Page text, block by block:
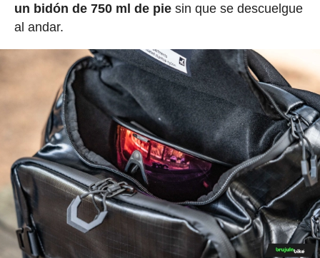
un bidón de 750 ml de piesin que se descuelgue
al andar.